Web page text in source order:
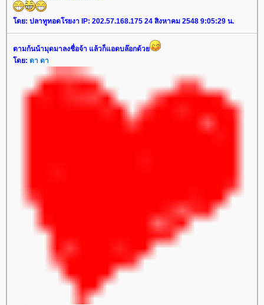
ดย: ปลาทูทอดโรยงา IP: 202.57.168.175 24 สิงหาคม 2548 9:05:29 น.
ตามก้นน้ามุดมาลงชื่อจ้า แล้วก็แอดบล๊อกด้ว
ดย: ดา ดา